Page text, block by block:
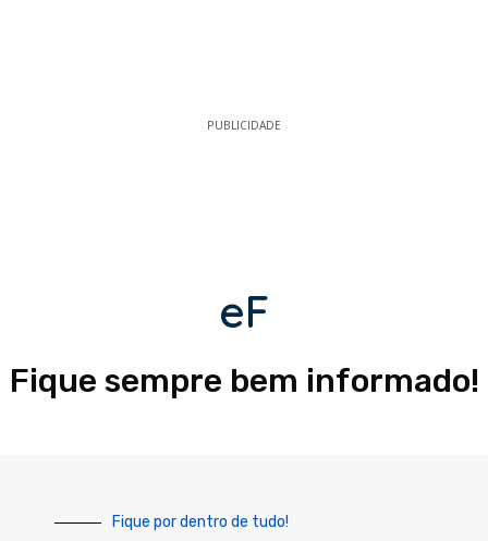
PUBLICIDADE
eF
Fique sempre bem informado!
Fique por dentro de tudo!